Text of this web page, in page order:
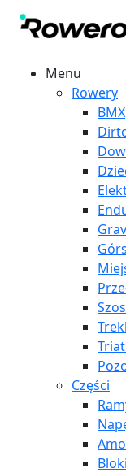
Menu
Rowery
BMX
Części
Bloki